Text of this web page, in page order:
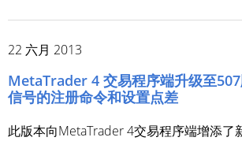
22 六月 2013
MetaTrader 4 交易程序端升级至
信号的注册命令和设置点差
此版本向MetaTrader 4交易程序端增添了